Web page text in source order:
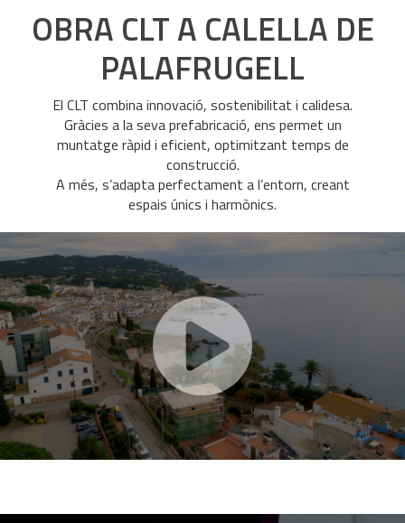
OBRA CLT A CALELLA DE
PALAFRUGELL
El CLT combina innovació, sostenibilitat i calidesa.
Gràcies a la seva prefabricació, ens permet un
muntatge ràpid i eficient, optimitzant temps de
construcció.
A més, s’adapta perfectament a l’entorn, creant
espais únics i harmònics.